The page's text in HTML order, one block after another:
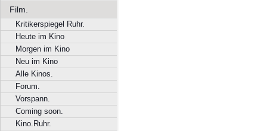
Film.
Kritikerspiegel Ruhr.
Heute im Kino
Morgen im Kino
Neu im Kino
Alle Kinos.
Forum.
Vorspann.
Coming soon.
Kino.Ruhr.